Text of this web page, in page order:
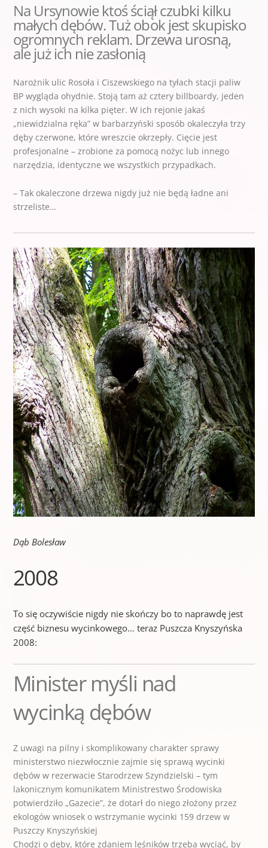
Na Ursynowie ktoś ściął czubki kilku
małych dębów. Tuż obok jest skupisko
ogromnych reklam. Drzewa urosną,
ale już ich nie zasłonią
Narożnik ulic Rosoła i Ciszewskiego na tyłach stacji paliw
BP wygląda ohydnie. Stoją tam aż cztery billboardy, jeden
z nich wysoki na kilka pięter. W ich rejonie jakaś
„niewidzialna ręka” w barbarzyński sposób okaleczyła trzy
dęby czerwone, które wreszcie okrzepły. Cięcie jest
profesjonalne – zrobione za pomocą nożyc lub innego
narzędzia, identyczne we wszystkich przypadkach.
– Tak okaleczone drzewa nigdy już nie będą ładne ani
strzeliste…
Dąb Bolesław
2008
To się oczywiście nigdy nie skończy bo to naprawdę jest
część biznesu wycinkowego… teraz Puszcza Knyszyńska
2008:
Minister myśli nad
wycinką dębów
Z uwagi na pilny i skomplikowany charakter sprawy
ministerstwo niezwłocznie zajmie się sprawą wycinki
dębów w rezerwacie Starodrzew Szyndzielski – tym
lakonicznym komunikatem Ministrestwo Środowiska
potwierdziło „Gazecie”, że dotarł do niego złożony przez
ekologów wniosek o wstrzymanie wycinki 159 drzew w
Puszczy Knyszyńskiej
Chodzi o dęby, które zdaniem leśników trzeba wyciąć, by